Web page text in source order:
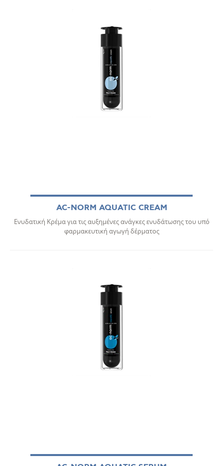
AC-NORM AQUATIC CREAM
Ενυδατική Κρέμα για τις αυξημένες ανάγκες ενυδάτωσης του υπό
φαρμακευτική αγωγή δέρματος